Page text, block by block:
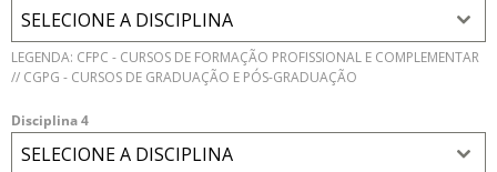
SELECIONE A DISCIPLINA
LEGENDA: CFPC - CURSOS DE FORMAÇÃO PROFISSIONAL E COMPLEMENTAR
// CGPG - CURSOS DE GRADUAÇÃO E PÓS-GRADUAÇÃO
Disciplina 4
SELECIONE A DISCIPLINA